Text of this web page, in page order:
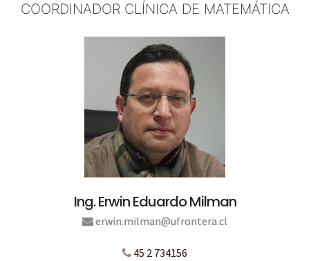
COORDINADOR CLÍNICA DE MATEMÁTICA
Ing. Erwin Eduardo Milman
erwin.milman@ufrontera.cl
45 2 734156